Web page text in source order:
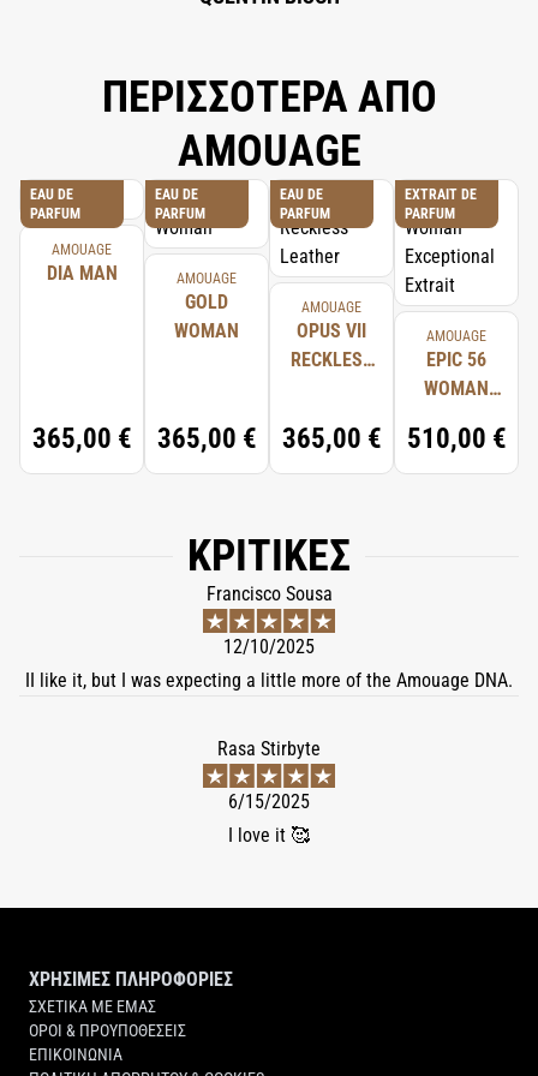
ΠΕΡΙΣΣΟΤΕΡΑ ΑΠΟ
AMOUAGE
EAU DE
PARFUM
AMOUAGE
DIA MAN
365,00 €
EAU DE
PARFUM
AMOUAGE
GOLD
WOMAN
365,00 €
EAU DE
PARFUM
AMOUAGE
OPUS VII
RECKLESS
365,00 €
EXTRAIT DE
PARFUM
AMOUAGE
EPIC 56
WOMAN
EXTRAIT
510,00 €
ΚΡΙΤΙΚΈΣ
Francisco Sousa
12/10/2025
II like it, but I was expecting a little more of the Amouage DNA.
Rasa Stirbyte
6/15/2025
I love it 🥰
ΧΡΗΣΙΜΕΣ ΠΛΗΡΟΦΟΡΙΕΣ
ΣΧΕΤΙΚΑ ΜΕ ΕΜΑΣ
ΟΡΟΙ & ΠΡΟΥΠΟΘΕΣΕΙΣ
ΕΠΙΚΟΙΝΩΝΙΑ